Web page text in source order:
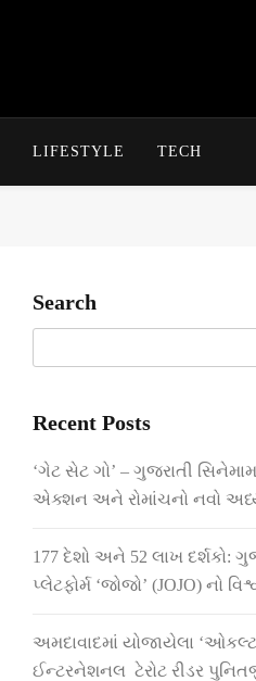
LIFESTYLE TECH
Search
Recent Posts
‘ગેટ સેટ ગો’ – ગુજરાતી
એક્શન અને રોમાંચનો નવો
177 દેશો અને 52 લાખ દર્શકો:
પ્લેટફોર્મ ‘જોજો’ (JOJO) નો
અમદાવાદમાં યોજાયેલા ‘ઓકલ્ટ
ઈન્ટરનેશનલ ટેરોટ રીડર